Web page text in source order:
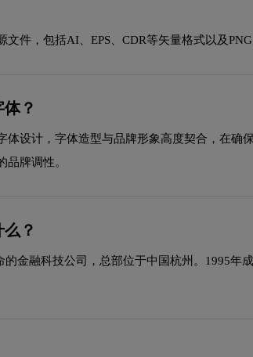
件，包括AI、EPS、CDR等矢量格式以及
？
体设计，字体造型与品牌形象高度契合，在
牌调性。
？
金融科技公司，总部位于中国杭州。1995